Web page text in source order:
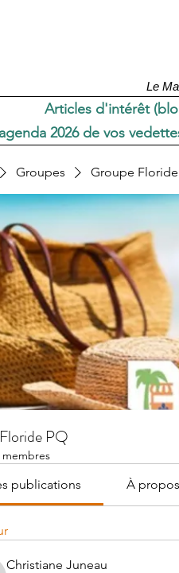
Le
Articles d'intérêt
2026 de vos
Groupes Groupe
PQ
membres
publications À
Christiane Juneau